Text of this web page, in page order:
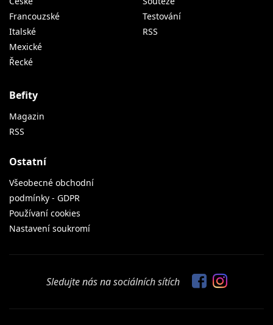
Francouzské
Italské
Mexické
Řecké
Testování
RSS
Befity
Magazin
RSS
Ostatní
Všeobecné obchodní
podmínky - GDPR
Používaní cookies
Nastavení soukromí
Sledujte nás na sociálních sítích